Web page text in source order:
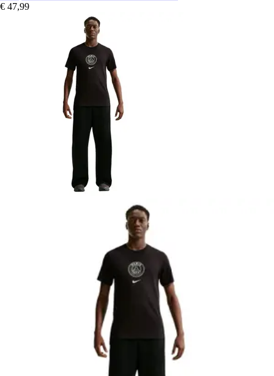
€ 47,99